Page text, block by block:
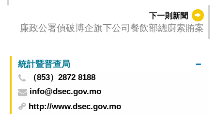
下一則新聞
廉政公署偵破博企旗下公司餐飲部總廚索賄案
統計暨普查局
（853）2872 8188
info@dsec.gov.mo
http://www.dsec.gov.mo